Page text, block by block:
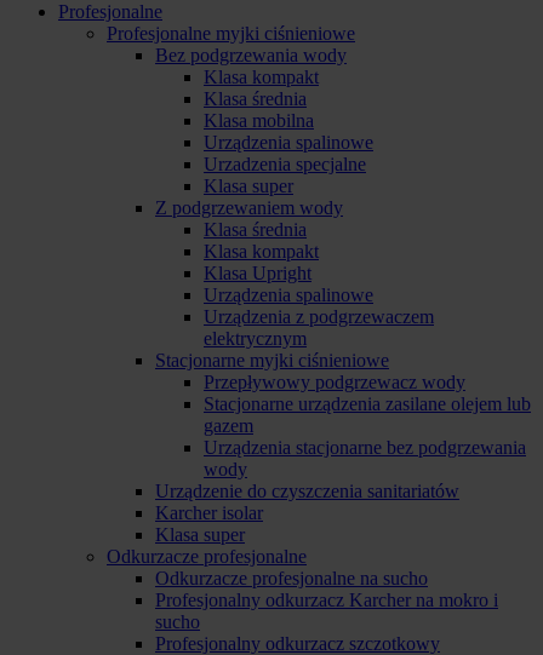
Profesjonalne
Profesjonalne myjki ciśnieniowe
Bez podgrzewania wody
Klasa kompakt
Klasa średnia
Klasa mobilna
Urządzenia spalinowe
Urzadzenia specjalne
Klasa super
Z podgrzewaniem wody
Klasa średnia
Klasa kompakt
Klasa Upright
Urządzenia spalinowe
Urządzenia z podgrzewaczem
elektrycznym
Stacjonarne myjki ciśnieniowe
Przepływowy podgrzewacz wody
Stacjonarne urządzenia zasilane olejem lub
gazem
Urządzenia stacjonarne bez podgrzewania
wody
Urządzenie do czyszczenia sanitariatów
Karcher isolar
Klasa super
Odkurzacze profesjonalne
Odkurzacze profesjonalne na sucho
Profesjonalny odkurzacz Karcher na mokro i
sucho
Profesjonalny odkurzacz szczotkowy